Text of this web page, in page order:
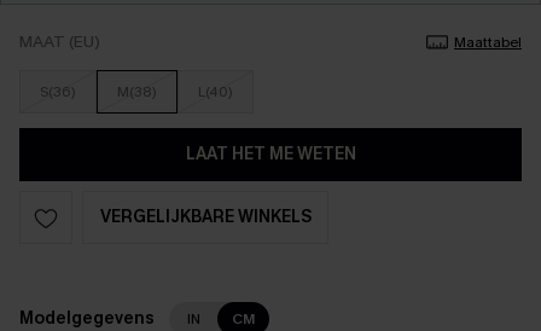
MAAT (EU) Maattabel
S(36) M(38) L(40)
LAAT HET ME WETEN
VERGELIJKBARE WINKELS
Modelgegevens IN CM